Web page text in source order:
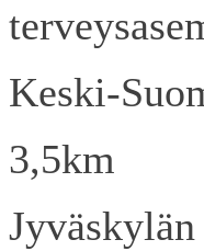
Keski-
3,5km